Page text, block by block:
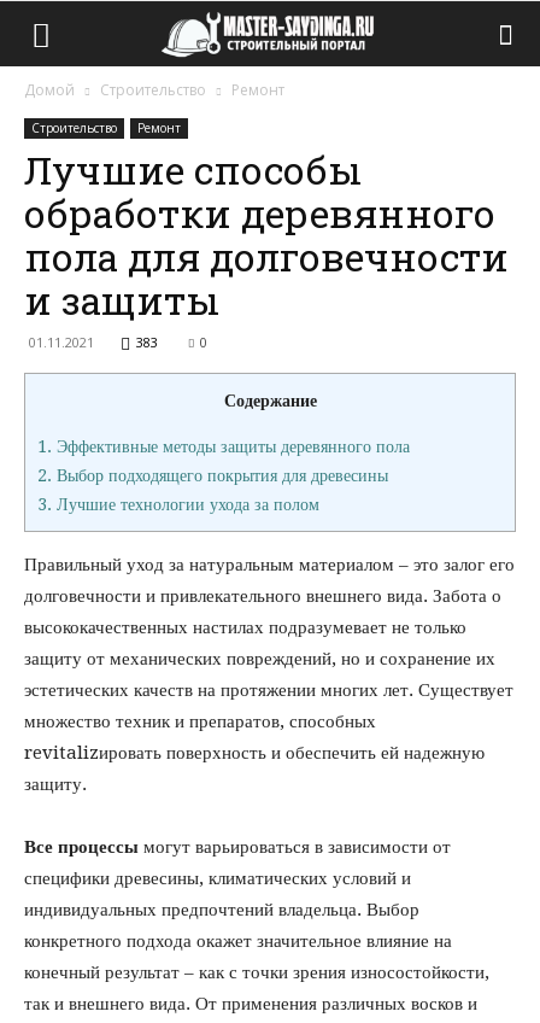
Домой Строительство Ремонт
Строительство Ремонт
Лучшие способы
обработки деревянного
пола для долговечности
и защиты
01.11.2021 383 0
Содержание
1. Эффективные методы защиты деревянного пола
2. Выбор подходящего покрытия для древесины
3. Лучшие технологии ухода за полом
Правильный уход за натуральным материалом – это залог его
долговечности и привлекательного внешнего вида. Забота о
высококачественных настилах подразумевает не только
защиту от механических повреждений, но и сохранение их
эстетических качеств на протяжении многих лет. Существует
множество техник и препаратов, способных
revitalizировать поверхность и обеспечить ей надежную
защиту.
Все процессы могут варьироваться в зависимости от
специфики древесины, климатических условий и
индивидуальных предпочтений владельца. Выбор
конкретного подхода окажет значительное влияние на
конечный результат – как с точки зрения износостойкости,
так и внешнего вида. От применения различных восков и